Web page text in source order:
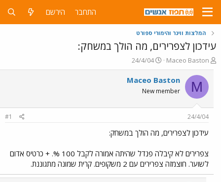
התחבר הירשם
המלצות ווינר והימורי ספורט
עידכון לצפרירים, מה הולך במשחק:
פ
ו
ת
ח
ה
ש
א
Maceo Baston
פ
ו
ר
ם
ר
24/4/04
M
Maceo Baston
New member
24/4/04
#1
עידכון לצפרירים, מה הולך במשחק:
צפרירים לא קיבלה פנדל שהיתה אמורה לקבל 100 %. + כרטיס אדום
לשוער. חוצמזה צפרירים עם 2 משקופים. קרית שמונה מתגוננת.